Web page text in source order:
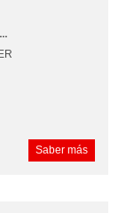
Saber más